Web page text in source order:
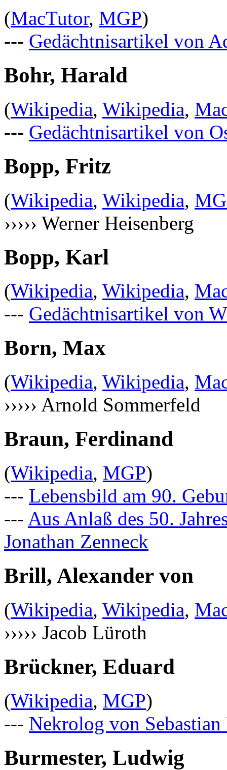
(MacTutor, MGP)
--- Gedächtnisartikel von
Bohr, Harald
(Wikipedia, Wikipedia,
--- Gedächtnisartikel von
Bopp, Fritz
(Wikipedia, Wikipedia,
››››› Werner Heisenberg
Bopp, Karl
(Wikipedia, Wikipedia,
--- Gedächtnisartikel von
Born, Max
(Wikipedia, Wikipedia,
››››› Arnold Sommerfeld
Braun, Ferdinand
(Wikipedia, MGP)
--- Lebensbild am 90.
--- Aus Anlaß des 50.
Jonathan Zenneck
Brill, Alexander von
(Wikipedia, Wikipedia,
››››› Jacob Lüroth
Brückner, Eduard
(Wikipedia, MGP)
--- Nekrolog von
Burmester, Ludwig